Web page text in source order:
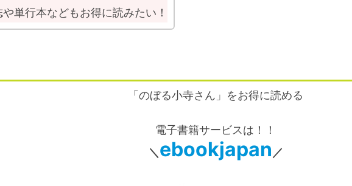
や単行本などもお得に読みたい！
「のぼる小寺さん」をお得に読める
電子書籍サービスは！！
＼ebookjapan ／